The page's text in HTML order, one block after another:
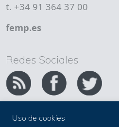
t. +34 91 364 37 00
femp.es
Redes Sociales
Uso de cookies